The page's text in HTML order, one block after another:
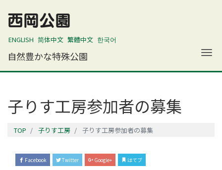
西岡公園
ENGLISH 简体中文 繁體中文 한국어
自然豊かな特殊公園 ナ
子りす工房参加者の募集
TOP 子りす工房 子りす工房参加者の募集
Facebook Twitter Google+ はてブ